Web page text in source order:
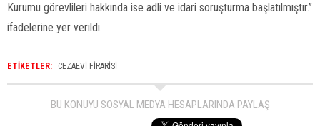
Kurumu görevlileri hakkında ise adli ve idari soruşturma başlatılmıştır.”
ifadelerine yer verildi.
ETİKETLER: CEZAEVI FIRARISI
BU KONUYU SOSYAL MEDYA HESAPLARINDA PAYLAŞ